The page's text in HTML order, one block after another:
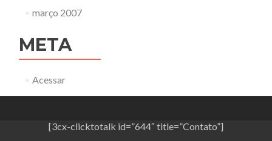
março 2007
META
Acessar
[3cx-clicktotalk id=”644″ title=”Contato”]